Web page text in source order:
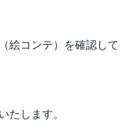
絵コンテ）を確認して
たします。